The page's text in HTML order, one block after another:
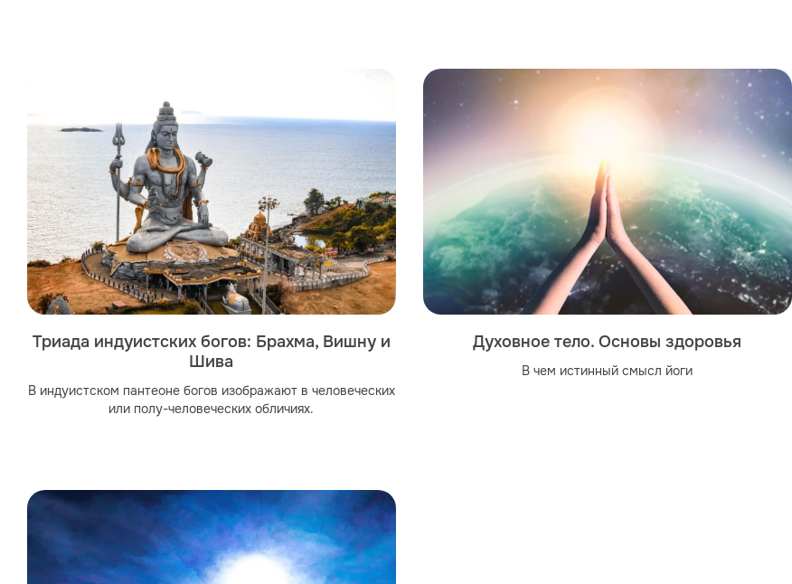
Триада индуистских богов: Брахма, Вишну и
Шива
В индуистском пантеоне богов изображают в человеческих
или полу-человеческих обличиях.
Духовное тело. Основы здоровья
В чем истинный смысл йоги